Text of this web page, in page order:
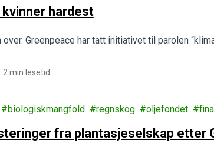
hardest
Greenpeace har tatt initiativet til parolen
2 min lesetid
biologiskmangfold regnskog oljefondet
fra plantasjeselskap etter